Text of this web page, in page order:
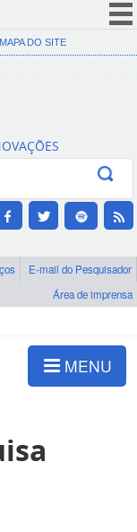
(COVID-19)
Canais
MAPA DO SITE
E-mail do Pesquisador
Área de imprensa
MENU